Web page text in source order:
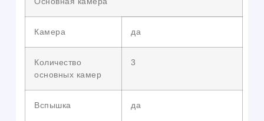
Камера да
Количество
основных камер
3
Вспышка да